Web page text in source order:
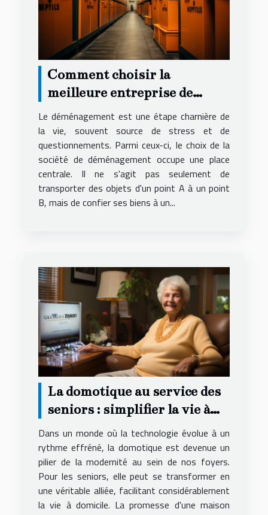
Comment choisir la
meilleure entreprise de
déménagement pour un
service local fiable et
économique
Le déménagement est une étape charnière de
la vie, souvent source de stress et de
questionnements. Parmi ceux-ci, le choix de la
société de déménagement occupe une place
centrale. Il ne s'agit pas seulement de
transporter des objets d'un point A à un point
B, mais de confier ses biens à un...
La domotique au service des
seniors : simplifier la vie à
domicile
Dans un monde où la technologie évolue à un
rythme effréné, la domotique est devenue un
pilier de la modernité au sein de nos foyers.
Pour les seniors, elle peut se transformer en
une véritable alliée, facilitant considérablement
la vie à domicile. La promesse d'une maison